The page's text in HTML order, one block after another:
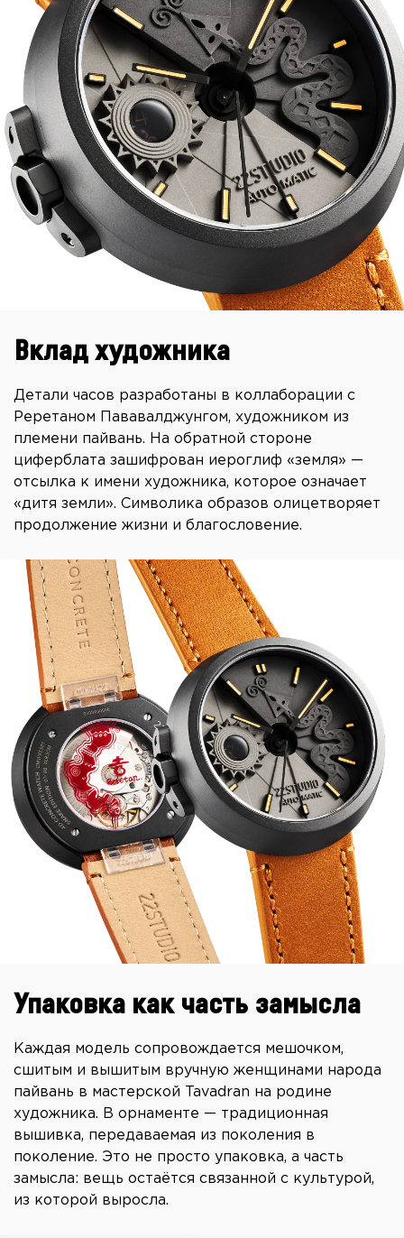
Вклад художника
Детали часов разработаны в коллаборации с
Реретаном Пававалджунгом, художником из
племени пайвань. На обратной стороне
циферблата зашифрован иероглиф «земля» —
отсылка к имени художника, которое означает
«дитя земли». Символика образов олицетворяет
продолжение жизни и благословение.
Упаковка как часть замысла
Каждая модель сопровождается мешочком,
сшитым и вышитым вручную женщинами народа
пайвань в мастерской Tavadran на родине
художника. В орнаменте — традиционная
вышивка, передаваемая из поколения в
поколение. Это не просто упаковка, а часть
замысла: вещь остаётся связанной с культурой,
из которой выросла.